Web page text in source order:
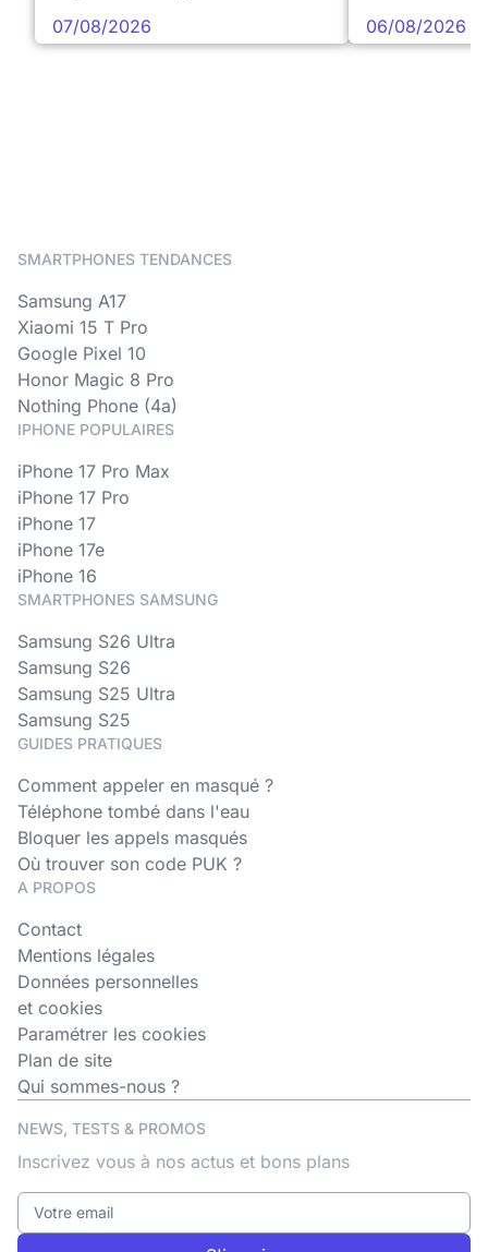
07/08/2026 06/08/2026
SMARTPHONES TENDANCES
Samsung A17
Xiaomi 15 T Pro
Google Pixel 10
Honor Magic 8 Pro
Nothing Phone (4a)
IPHONE POPULAIRES
iPhone 17 Pro Max
iPhone 17 Pro
iPhone 17
iPhone 17e
iPhone 16
SMARTPHONES SAMSUNG
Samsung S26 Ultra
Samsung S26
Samsung S25 Ultra
Samsung S25
GUIDES PRATIQUES
Comment appeler en masqué ?
Téléphone tombé dans l'eau
Bloquer les appels masqués
Où trouver son code PUK ?
A PROPOS
Contact
Mentions légales
Données personnelles
et cookies
Paramétrer les cookies
Plan de site
Qui sommes-nous ?
NEWS, TESTS & PROMOS
Inscrivez vous à nos actus et bons plans